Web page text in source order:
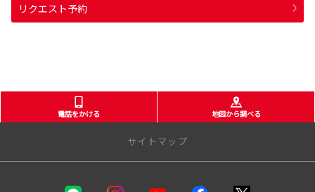
リクエスト予約
電話をかける 地図から調べる
サイトマップ